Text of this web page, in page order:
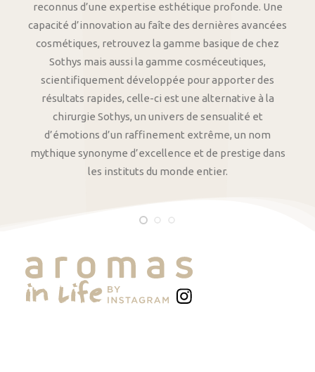
reconnus d’une expertise esthétique profonde. Une
capacité d’innovation au faîte des dernières avancées
cosmétiques, retrouvez la gamme basique de chez
Sothys mais aussi la gamme cosméceutiques,
scientifiquement développée pour apporter des
résultats rapides, celle-ci est une alternative à la
chirurgie Sothys, un univers de sensualité et
d’émotions d’un raffinement extrême, un nom
mythique synonyme d’excellence et de prestige dans
les instituts du monde entier.